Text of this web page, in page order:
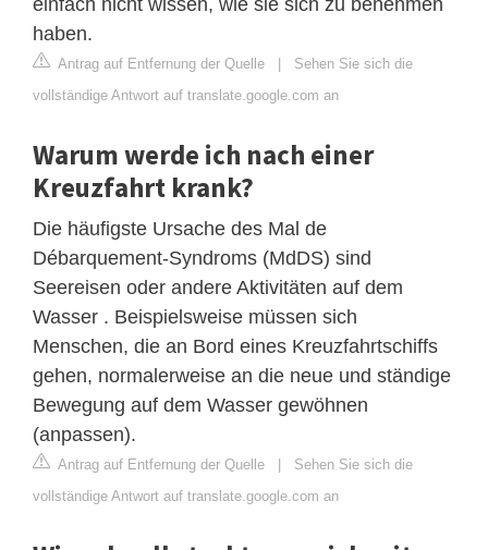
haben.
Antrag auf Entfernung der Quelle | Sehen Sie sich die
vollständige Antwort auf translate.google.com an
Warum werde ich nach einer
Kreuzfahrt krank?
Die häufigste Ursache des Mal de
Débarquement-Syndroms (MdDS) sind
Seereisen oder andere Aktivitäten auf dem
Wasser . Beispielsweise müssen sich
Menschen, die an Bord eines Kreuzfahrtschiffs
gehen, normalerweise an die neue und ständige
Bewegung auf dem Wasser gewöhnen
(anpassen).
Antrag auf Entfernung der Quelle | Sehen Sie sich die
vollständige Antwort auf translate.google.com an